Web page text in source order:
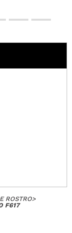
ROSTRO>
F617